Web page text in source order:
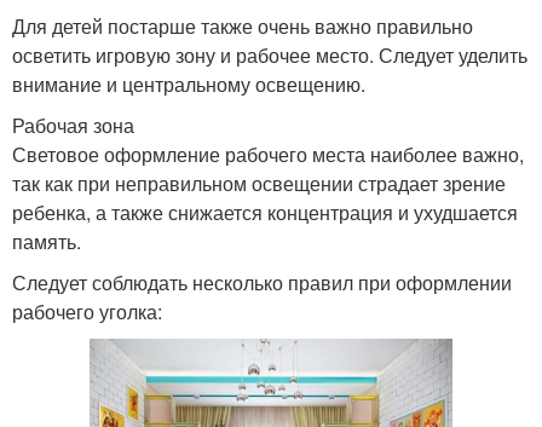
Для детей постарше также очень важно правильно
осветить игровую зону и рабочее место. Следует уделить
внимание и центральному освещению.
Рабочая зона
Световое оформление рабочего места наиболее важно,
так как при неправильном освещении страдает зрение
ребенка, а также снижается концентрация и ухудшается
память.
Следует соблюдать несколько правил при оформлении
рабочего уголка: